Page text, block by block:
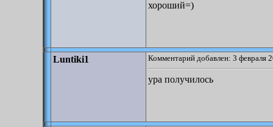
хороший=)
Luntiki1 Комментарий добавлен: 3 февраля
ура получилось